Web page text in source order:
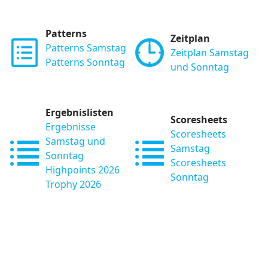
Patterns
Patterns Samstag
Patterns Sonntag
Zeitplan
Zeitplan Samstag
und Sonntag
Ergebnislisten
Ergebnisse
Samstag und
Sonntag
Highpoints 2026
Trophy 2026
Scoresheets
Scoresheets
Samstag
Scoresheets
Sonntag